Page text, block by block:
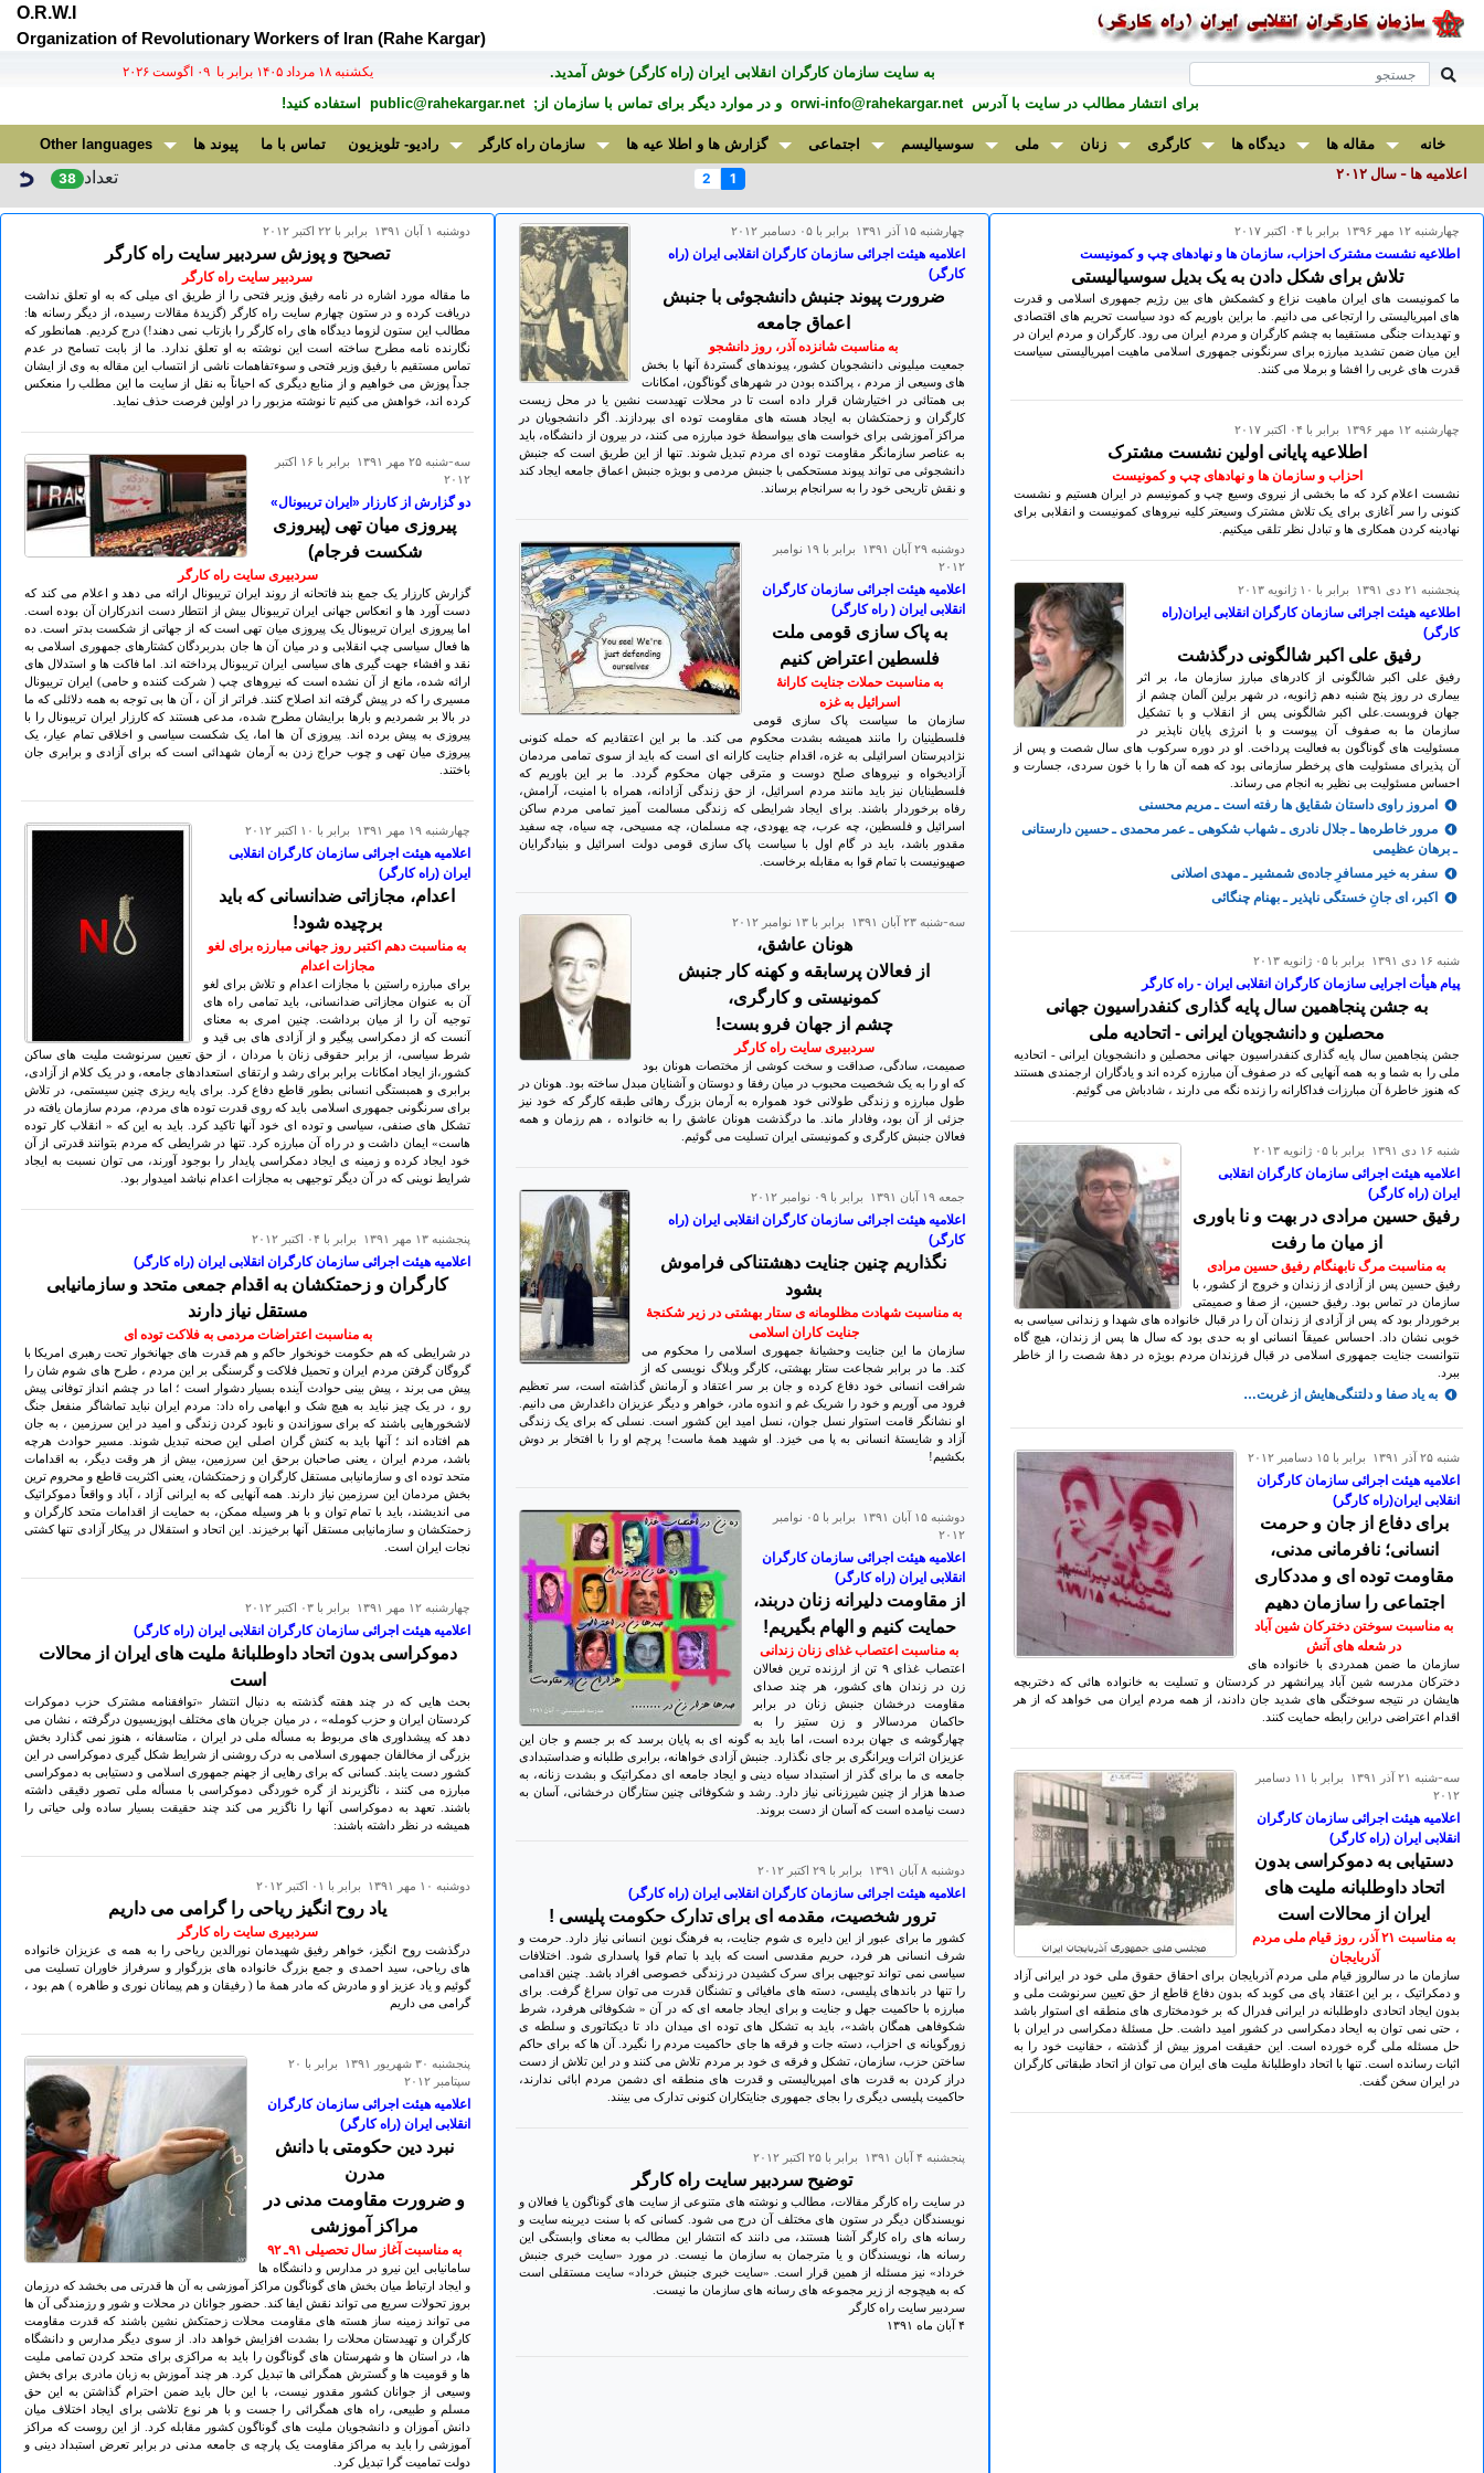
O.R.W.I
Organization of Revolutionary Workers of Iran (Rahe Kargar)
به سايت سازمان کارگران انقلابی ايران (راه کارگر) خوش آمديد. يكشنبه ۱۸ مرداد ۱۴۰۵ برابر با ۰۹ اگوست ۲۰۲۶
برای انتشار مطالب در سايت با آدرسorwi-info@rahekargar.net و در موارد ديگر برای تماس با سازمان از;public@rahekargar.net استفاده کنید!
خانه مقاله ها دیدگاه ها کارگری زنان ملی سوسیالیسم اجتماعی گزارش ها و اطلا عیه ها سازمان راه کارگر رادیو- تلویزیون تماس با ما پیوند ها Other languages
اعلامیه ها - سال ۲٠۱۲ 1
2 تعداد 38
چهارشنبه ۱۲ مهر ۱۳۹۶ برابر با ۰۴ اکتبر ۲۰۱۷
اطلاعیه نشست مشترک احزاب، سازمان ها و نهادهای چپ و کمونیست
تلاش برای شکل دادن به یک بدیل سوسیالیستی
ما کمونیست های ایران ماهیت نزاع و کشمکش های بین رژیم جمهوری اسلامی و قدرت
های امپریالیستی را ارتجاعی می دانیم. ما براین باوریم که دود سیاست تحریم های اقتصادی
و تهدیدات جنگی مستقیما به چشم کارگران و مردم ایران می رود. کارگران و مردم ایران در
این میان ضمن تشدید مبارزه برای سرنگونی جمهوری اسلامی ماهیت امپریالیستی سیاست
قدرت های غربی را افشا و برملا می کنند.
چهارشنبه ۱۲ مهر ۱۳۹۶ برابر با ۰۴ اکتبر ۲۰۱۷
اطلاعیه پایانی اولین نشست مشترک
احزاب و سازمان ها و نهادهای چپ و کمونیست
نشست اعلام کرد که ما بخشی از نیروی وسیع چپ و کمونیسم در ایران هستیم و نشست
کنونی را سر آغازی برای یک تلاش مشترک وسیعتر کلیه نیروهای کمونیست و انقلابی برای
نهادینه کردن همکاری ها و تبادل نظر تلقی میکنیم.
پنجشنبه ۲۱ دی ۱۳۹۱ برابر با ۱۰ ژانويه ۲۰۱۳
اطلاعیه هیئت اجرائی سازمان کارگران انقلابی ایران(راه
کارگر)
رفیق علی اکبر شالگونی درگذشت
رفیق علی اکبر شالگونی از کادرهای مبارز سازمان ما، بر اثر
بیماری در روز پنج شنبه دهم ژانویه، در شهر برلین آلمان چشم از
جهان فروبست.علی اکبر شالگونی پس از انقلاب و با تشکیل
سازمان ما به صفوف آن پیوست و با انرژی پایان ناپذیر در
مسئولیت های گوناگون به فعالیت پرداخت. او در دوره سرکوب های سال شصت و پس از
آن پذیرای مسئولیت های پرخطر سازمانی بود که همه آن ها را با خون سردی، جسارت و
احساس مسئولیت بی نظیر به انجام می رساند.
امروز راوی داستان شقایق ها رفته است ـ مریم محسنی
مرور خاطره‌ها ـ جلال نادری ـ شهاب شکوهی ـ عمر محمدی ـ حسین دارستانی
ـ برهان عظیمی
سفر به خیر مسافرِ جاده‌ی شمشیر ـ مهدی اصلانی
اکبر، ای جانِ خستگی ناپذیر ـ بهنام چنگائی
شنبه ۱۶ دی ۱۳۹۱ برابر با ۰۵ ژانويه ۲۰۱۳
پیام هیأت اجرایی سازمان کارگران انقلابی ایران - راه کارگر
به جشن پنجاهمین سال پایه گذاری کنفدراسیون جهانی
محصلین و دانشجویان ایرانی - اتحادیه ملی
جشن پنجاهمین سال پایه گذاری کنفدراسیون جهانی محصلین و دانشجویان ایرانی - اتحادیه
ملی را به شما و به همه آنهایی که در صفوف آن مبارزه کرده اند و یادگاران ارجمندی هستند
که هنوز خاطرۀ آن مبارزات فداکارانه را زنده نگه می دارند ، شادباش می گوئیم.
شنبه ۱۶ دی ۱۳۹۱ برابر با ۰۵ ژانويه ۲۰۱۳
اعلامیه هیئت اجرائی سازمان کارگران انقلابی
ایران (راه کارگر)
رفیق حسین مرادی در بهت و نا باوری
از میان ما رفت
به مناسبت مرگ نابهنگام رفیق حسین مرادی
رفیق حسین پس از آزادی از زندان و خروج از کشور، با
سازمان در تماس بود. رفیق حسین، از صفا و صمیمتی
برخوردار بود که پس از آزادی از زندان آن را در قبال خانواده های شهدا و زندانی سیاسی به
خوبی نشان داد. احساس عمیقآ انسانی او به حدی بود که سال ها پس از زندان، هیچ گاه
نتوانست جنایت جمهوری اسلامی در قبال فرزندان مردم بویژه در دهۀ شصت را از خاطر
ببرد.
به یاد صفا و دلتنگی‌‌هایش از غربت…
شنبه ۲۵ آذر ۱۳۹۱ برابر با ۱۵ دسامبر ۲۰۱۲
اعلامیه هیئت اجرائی سازمان کارگران
انقلابی ایران(راه کارگر)
برای دفاع از جان و حرمت
انسانی؛ نافرمانی مدنی،
مقاومت توده ای و مددکاری
اجتماعی را سازمان دهیم
به مناسبت سوختن دخترکان شین آباد
در شعله های آتش
سازمان ما ضمن همدردی با خانواده های
دخترکان مدرسه شین آباد پیرانشهر در کردستان و تسلیت به خانواده هائی که دختربچه
هایشان در نتیجه سوختگی های شدید جان دادند، از همه مردم ایران می خواهد که از هر
اقدام اعتراضی دراین رابطه حمایت کنند.
سه-شنبه ۲۱ آذر ۱۳۹۱ برابر با ۱۱ دسامبر
۲۰۱۲
اعلامیه هیئت اجرائی سازمان کارگران
انقلابی ایران (راه کارگر)
دستیابی به دموکراسی بدون
اتحاد داوطلبانه ملیت های
ایران از محالات است
به مناسبت ۲۱ آذر، روز قیام ملی مردم
آذربایجان
سازمان ما در سالروز قیام ملی مردم آذربایجان برای احقاق حقوق ملی خود در ایرانی آزاد
و دمکراتیک ، بر این اعتقاد پای می کوبد که بدون دفاع قاطع از حق تعیین سرنوشت ملی و
بدون ایجاد اتحادی داوطلبانه در ایرانی فدرال که بر خودمختاری های منطقه ای استوار باشد
، حتی نمی توان به ایحاد دمکراسی در کشور امید داشت. حل مسئلۀ دمکراسی در ایران با
حل مسئله ملی گره خورده است. این حقیقت امروز بیش از گذشته ، حقانیت خود را به
اثبات رسانده است. تنها با اتحاد داوطلبانۀ ملیت های ایران می توان از اتحاد طبقاتی کارگران
در ایران سخن گفت.
چهارشنبه ۱۵ آذر ۱۳۹۱ برابر با ۰۵ دسامبر ۲۰۱۲
اعلامیه هیئت اجرائی سازمان کارگران انقلابی ایران (راه
کارگر)
ضرورت پیوند جنبش دانشجوئی با جنبش
اعماق جامعه
به مناسبت شانزده آذر، روز دانشجو
جمعیت میلیونی دانشجویان کشور، پیوندهای گستردۀ آنها با بخش
های وسیعی از مردم ، پراکنده بودن در شهرهای گوناگون، امکانات
بی همتائی در اختیارشان قرار داده است تا در محلات تهیدست نشین یا در محل زیست
کارگران و زحمتکشان به ایجاد هسته های مقاومت توده ای بپردازند. اگر دانشجویان در
مراکز آموزشی برای خواست های بیواسطۀ خود مبارزه می کنند، در بیرون از دانشگاه، باید
به عناصر سازمانگر مقاومت توده ای مردم تبدیل شوند. تنها از این طریق است که جنبش
دانشجوئی می تواند پیوند مستحکمی با جنبش مردمی و بویژه جنبش اعماق جامعه ایجاد کند
و نقش تاریحی خود را به سرانجام برساند.
دوشنبه ۲۹ آبان ۱۳۹۱ برابر با ۱۹ نوامبر
۲۰۱۲
اعلامیه هیئت اجرائی سازمان کارگران
انقلابی ایران ( راه کارگر)
به پاک سازی قومی ملت
فلسطین اعتراض کنیم
به مناسبت حملات جنایت کارانۀ
اسرائیل به غزه
سازمان ما سیاست پاک سازی قومی
فلسطینیان را مانند همیشه بشدت محکوم می کند. ما بر این اعتقادیم که حمله کنونی
نژادپرستان اسرائیلی به غزه، اقدام جنایت کارانه ای است که باید از سوی تمامی مردمان
آزادیخواه و نیروهای صلح دوست و مترقی جهان محکوم گردد. ما بر این باوریم که
فلسطینایان نیز باید مانند مردم اسرائیل، از حق زندگی آزادانه، همراه با امنیت، آرامش،
رفاه برخوردار باشند. برای ایجاد شرایطی که زندگی مسالمت آمیز تمامی مردم ساکن
اسرائیل و فلسطین، چه عرب، چه یهودی، چه مسلمان، چه مسیحی، چه سیاه، چه سفید
مقدور باشد، باید در گام اول با سیاست پاک سازی قومی دولت اسرائیل و بنیادگرایان
صهیونیست با تمام قوا به مقابله برخاست.
سه-شنبه ۲۳ آبان ۱۳۹۱ برابر با ۱۳ نوامبر ۲۰۱۲
هونان عاشق،
از فعالان پرسابقه و کهنه کار جنبش
کمونیستی و کارگری،
چشم از جهان فرو بست!
سردبیری سایت راه کارگر
صمیمت، سادگی، صداقت و سخت کوشی از مختصات هونان بود
که او را به یک شخصیت محبوب در میان رفقا و دوستان و آشنایان مبدل ساخته بود. هونان در
طول مبارزه و زندگی طولانی خود همواره به آرمان بزرگ رهائی طبقه کارگر که خود نیز
جزئی از آن بود، وفادار ماند. ما درگذشت هونان عاشق را به خانواده ، هم رزمان و همه
فعالان جنبش کارگری و کمونیستی ایران تسلیت می گوئیم.
جمعه ۱۹ آبان ۱۳۹۱ برابر با ۰۹ نوامبر ۲۰۱۲
اعلامیه هیئت اجرائی سازمان کارگران انقلابی ایران (راه
کارگر)
نگذاریم چنین جنایت دهشتناکی فراموش
بشود
به مناسبت شهادت مظلومانه ی ستار بهشتی در زیر شکنجۀ
جنایت کاران اسلامی
سازمان ما این جنایت وحشیانۀ جمهوری اسلامی را محکوم می
کند. ما در برابر شجاعت ستار بهشتی، کارگر وبلاگ نویسی که از
شرافت انسانی خود دفاع کرده و جان بر سر اعتقاد و آرمانش گذاشته است، سر تعظیم
فرود می آوریم و خود را شریک غم و اندوه مادر، خواهر و دیگر عزیزان داغدارش می دانیم.
او نشانگر قامت استوار نسل جوان، نسل امید این کشور است. نسلی که برای یک زندگی
آزاد و شایستۀ انسانی به پا می خیزد. او شهید همۀ ماست! پرچم او را با افتخار بر دوش
بکشیم!
دوشنبه ۱۵ آبان ۱۳۹۱ برابر با ۰۵ نوامبر
۲۰۱۲
اعلامیه هیئت اجرائی سازمان کارگران
انقلابی ایران (راه کارگر)
از مقاومت دلیرانه زنان دربند،
حمایت کنیم و الهام بگیریم!
به مناسبت اعتصاب غذای زنان زندانی
اعتصاب غذای ۹ تن از ارزنده ترین فعالان
زن در زندان های کشور، هر چند صدای
مقاومت درخشان جنبش زنان در برابر
حاکمان مردسالار و زن ستیز را به
چهارگوشه ی جهان برده است، اما باید به گونه ای به پایان برسد که بر جسم و جان این
عزیزان اثرات ویرانگری بر جای نگذارد. جنبش آزادی خواهانه، برابری طلبانه و ضداستبدادی
جامعه ی ما برای گذر از استبداد سیاه دینی و ایجاد جامعه ای دمکراتیک و بشدت زنانه، به
صدها هزار از چنین شیرزنانی نیاز دارد. رشد و شکوفائی چنین ستارگان درخشانی، آسان به
دست نیامده است که آسان از دست بروند.
دوشنبه ۸ آبان ۱۳۹۱ برابر با ۲۹ اکتبر ۲۰۱۲
اعلامیه هیئت اجرائی سازمان کارگران انقلابی ایران (راه کارگر)
ترور شخصیت، مقدمه ای برای تدارک حکومت پلیسی !
کشور ما برای عبور از این دایره ی شوم جنایت، به فرهنگ نوین انسانی نیاز دارد. حرمت و
شرف انسانی هر فرد، حریم مقدسی است که باید با تمام قوا پاسداری شود. اختلافات
سیاسی نمی تواند توجیهی برای سرک کشیدن در زندگی خصوصی افراد باشد. چنین اقدامی
را تنها در باندهای پلیسی، دسته های مافیائی و تشنگان قدرت می توان سراغ گرفت. برای
مبارزه با حاکمیت جهل و جنایت و برای ایجاد جامعه ای که در آن « شکوفائی هرفرد، شرط
شکوفاهی همگان باشد»، باید به تشکل های توده ای میدان داد تا دیکتاتوری و سلطه ی
زورگویانه ی احزاب، دسته جات و فرقه ها جای حاکمیت مردم را نگیرد. آن ها که برای حاکم
ساختن حزب، سازمان، تشکل و فرقه ی خود بر مردم تلاش می کنند و در این تلاش از دست
دراز کردن به قدرت های امپریالیستی و قدرت های منطقه ای دشمن مردم ابائی ندارند،
حاکمیت پلیسی دیگری را بجای جمهوری جنایتکاران کنونی تدارک می بینند.
پنجشنبه ۴ آبان ۱۳۹۱ برابر با ۲۵ اکتبر ۲۰۱۲
توضیح سردبیر سایت راه کارگر
در سایت راه کارگر مقالات، مطالب و نوشته های متنوعی از سایت های گوناگون یا فعالان و
نویسندگان دیگر در ستون های مختلف آن درج می شود. کسانی که با سنت دیرینه سایت و
رسانه های راه کارگر آشنا هستند، می دانند که انتشار این مطالب به معنای وابستگی این
رسانه ها، نویسندگان و یا مترجمان به سازمان ما نیست. در مورد «سایت خبری جنبش
خرداد» نیز مسئله از همین قرار است. «سایت خبری جنبش خرداد» سایت مستقلی است
که به هیچوجه از زیر مجموعه های رسانه های سازمان ما نیست.
سردبیر سایت راه کارگر
۴ آبان ماه ۱۳۹۱
دوشنبه ۱ آبان ۱۳۹۱ برابر با ۲۲ اکتبر ۲۰۱۲
تصحیح و پوزش سردبیر سایت راه کارگر
سردبیر سایت راه کارگر
ما مقاله مورد اشاره در نامه رفیق وزیر فتحی را از طریق ای میلی که به او تعلق نداشت
دریافت کرده و در ستون چهارم سایت راه کارگر (گزیدۀ مقالات رسیده، از دیگر رسانه ها:
مطالب این ستون لزوما ديدگاه های راه کارگر را بازتاب نمی دهند!) درج کردیم. همانطور که
نگارنده نامه مطرح ساخته است این نوشته به او تعلق ندارد. ما از بابت تسامح در عدم
تماس مستقیم با رفیق وزیر فتحی و سوءتفاهمات ناشی از انتساب این مقاله به وی از ایشان
جداً پوزش می خواهیم و از منابع دیگری که احیاناً به نقل از سایت ما این مطلب را منعکس
کرده اند، خواهش می کنیم تا نوشته مزبور را در اولین فرصت حذف نماید.
سه-شنبه ۲۵ مهر ۱۳۹۱ برابر با ۱۶ اکتبر
۲۰۱۲
دو گزارش از کارزار «ایران تریبونال»
پيروزی میان تهی (پيروزی
شكست فرجام)
سردبیری سایت راه کارگر
گزارش کارزار یک جمع بند فاتحانه از روند ایران تریبونال ارائه می دهد و اعلام می کند که
دست آورد ها و انعکاس جهانی ایران تریبونال بیش از انتطار دست اندرکاران آن بوده است.
اما پیروزی ایران تریبونال یک پیروزی میان تهی است که از جهاتی از شکست بدتر است. ده
ها فعال سیاسی چپ انقلابی و در میان آن ها جان بدربردگان کشتارهای جمهوری اسلامی به
نقد و افشاء جهت گیری های سیاسی ایران تریبونال پرداخته اند. اما فاکت ها و استدلال های
ارائه شده، مانع از آن نشده است که نیروهای چپ ( شرکت کننده و حامی) ایران تریبونال
مسیری را که در پیش گرفته اند اصلاح کنند. فراتر از آن ، آن ها بی توجه به همه دلائلی که ما
در بالا بر شمردیم و بارها برایشان مطرح شده، مدعی هستند که کارزار ایران تریبونال را با
پیروزی به پیش برده اند. پیروزی آن ها اما، یک شکست سیاسی و اخلاقی تمام عیار، یک
پیروزی میان تهی و چوب حراج زدن به آرمان شهدائی است که برای آزادی و برابری جان
باختند.
چهارشنبه ۱۹ مهر ۱۳۹۱ برابر با ۱۰ اکتبر ۲۰۱۲
اعلامیه هیئت اجرائی سازمان کارگران انقلابی
ایران (راه کارگر)
اعدام، مجازاتی ضدانسانی که باید
برچیده شود!
به مناسبت دهم اکتبر روز جهانی مبارزه برای لغو
مجازات اعدام
برای مبارزه راستین با مجازات اعدام و تلاش برای لغو
آن به عنوان مجازاتی ضدانسانی، باید تمامی راه های
توجیه آن را از میان برداشت. چنین امری به معنای
آنست که از دمکراسی پیگیر و از آزادی های بی قید و
شرط سیاسی، از برابر حقوقی زنان با مردان ، از حق تعیین سرنوشت ملیت های ساکن
کشور،از ایجاد امکانات برابر برای رشد و ارتقای استعدادهای جامعه، و در یک کلام از آزادی،
برابری و همبستگی انسانی بطور قاطع دفاع کرد. برای پایه ریزی چنین سیستمی، در تلاش
برای سرنگونی جمهوری اسلامی باید که روی قدرت توده های مردم، مردم سازمان یافته در
تشکل های صنفی، سیاسی و توده ای خود آنها تاکید کرد. باید به این که « انقلاب کار توده
هاست» ایمان داشت و در راه آن مبارزه کرد. تنها در شرایطی که مردم بتوانند قدرتی از آن
خود ایجاد کرده و زمینه ی ایجاد دمکراسی پایدار را بوجود آورند، می توان نسبت به ایجاد
شرایط نوینی که در آن دیگر توجیهی به مجازات اعدام نباشد امیدوار بود.
پنجشنبه ۱۳ مهر ۱۳۹۱ برابر با ۰۴ اکتبر ۲۰۱۲
اعلامیه هیئت اجرائی سازمان کارگران انقلابی ایران (راه کارگر)
کارگران و زحمتکشان به اقدام جمعی متحد و سازمانیابی
مستقل نیاز دارند
به مناسبت اعتراضات مردمی به فلاکت توده ای
در شرایطی که هم حکومت خونخوار حاکم و هم قدرت های جهانخوار تحت رهبری امریکا با
گروگان گرفتن مردم ایران و تحمیل فلاکت و گرسنگی بر این مردم ، طرح های شوم شان را
پیش می برند ، پیش بینی حوادث آینده بسیار دشوار است ؛ اما در چشم انداز توفانی پیش
رو ، در یک چیز نباید به هیچ شک و ابهامی راه داد: مردم ایران نباید تماشاگر منفعل جنگ
لاشخورهایی باشند که برای سوزاندن و نابود کردن زندگی و امید در این سرزمین ، به جان
هم افتاده اند ؛ آنها باید به کنش گران اصلی این صحنه تبدیل شوند. مسیر حوادث هرچه
باشد، مردم ایران ، یعنی صاحبان برحق این سرزمین، بیش از هر وقت دیگر، به اقدامات
متحد توده ای و سازمانیابی مستقل کارگران و زحمتکشان، یعنی اکثریت قاطع و محروم ترین
بخش مردمان این سرزمین نیاز دارند. همه آنهایی که به ایرانی آزاد ، آباد و واقعاً دموکراتیک
می اندیشند، باید با تمام توان و با هر وسیله ممکن، به حمایت از اقدامات متحد کارگران و
زحمتکشان و سازمانیابی مستقل آنها برخیزند. این اتحاد و استقلال در پیکار آزادی تنها کشتی
نجات ایران است.
چهارشنبه ۱۲ مهر ۱۳۹۱ برابر با ۰۳ اکتبر ۲۰۱۲
اعلامیه هیئت اجرائی سازمان کارگران انقلابی ایران (راه کارگر)
دموکراسی بدون اتحاد داوطلبانۀ ملیت های ایران از محالات
است
بحث هایی که در چند هفته گذشته به دنبال انتشار «توافقنامه مشترک حزب دموکرات
کردستان ایران و حزب کومله» ، در میان جریان های مختلف اپوزیسیون درگرفته ، نشان می
دهد که پیشداوری های مربوط به مسأله ملی در ایران ، متاسفانه ، هنوز نمی گذارد بخش
بزرگی از مخالفان جمهوری اسلامی به درک روشنی از شرایط شکل گیری دموکراسی در این
کشور دست یابند. کسانی که برای رهایی از جهنم جمهوری اسلامی و دستیابی به دموکراسی
مبارزه می کنند ، ناگزیرند از گره خوردگی دموکراسی با مسأله ملی تصور دقیقی داشته
باشند. تعهد به دموکراسی آنها را ناگزیر می کند چند حقیقت بسیار ساده ولی حیاتی را
همیشه در نظر داشته باشند:
دوشنبه ۱۰ مهر ۱۳۹۱ برابر با ۰۱ اکتبر ۲۰۱۲
یاد روح انگیز ریاحی را گرامی می داریم
سردبیری سایت راه کارگر
درگذشت روح انگیز، خواهر رفیق شهیدمان نورالدین ریاحی را به همه ی عزیزان خانواده
های ریاحی، سید احمدی و جمع بزرگ خانواده های بزرگوار و سرفراز خاوران تسلیت می
گوئیم و یاد عزیز او و مادرش که مادر همۀ ما ( رفیقان و هم پیمانان نوری و طاهره ) هم بود ،
گرامی می داریم
پنجشنبه ۳۰ شهريور ۱۳۹۱ برابر با ۲۰
سپتامبر ۲۰۱۲
اعلامیه هیئت اجرائی سازمان کارگران
انقلابی ایران (راه کارگر)
نبرد دین حکومتی با دانش
مدرن
و ضرورت مقاومت مدنی در
مراکز آموزشی
به مناسبت آغاز سال تحصیلی ۹۱ـ ۹۲
سامانیابی این نیرو در مدارس و دانشگاه ها
و ایجاد ارتباط میان بخش های گوناگون مراکز آموزشی به آن ها قدرتی می بخشد که درزمان
بروز تحولات سریع می تواند نقش ایفا کند. حضور جوانان در محلات و شور و رزمندگی آن ها
می تواند زمینه ساز هسته های مقاومت محلات زحمتکش نشین باشند که قدرت مقاومت
کارگران و تهیدستان محلات را بشدت افزایش خواهد داد. از سوی دیگر مدارس و دانشگاه
ها، در استان ها و شهرستان های گوناگون را باید به مراکزی برای متحد کردن تمامی ملیت
ها و قومیت ها و گسترش همگرائی ها تبدیل کرد. هر چند آموزش به زبان مادری برای بخش
وسیعی از جوانان کشور مقدور نیست، با این حال باید ضمن احترام گذاشتن به این حق
مسلم و طبیعی، راه های همگرائی را جست و با هر نوع تلاشی برای ایجاد اختلاف میان
دانش آموزان و دانشجویان ملیت های گوناگون کشور مقابله کرد. از این روست که مراکز
آموزشی را باید به مراکز مقاومت یک پارچه ی جامعه مدنی در برابر تعرض استبداد دینی و
دولت تمامیت گرا تبدیل کرد.